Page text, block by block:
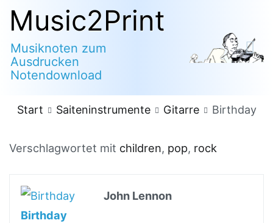
Zum
Inhalt
springen
Music2Print
Musiknoten zum
Ausdrucken
Notendownload
Start Saiteninstrumente Gitarre Birthday
Verschlagwortet mit children, pop, rock
John Lennon
Birthday